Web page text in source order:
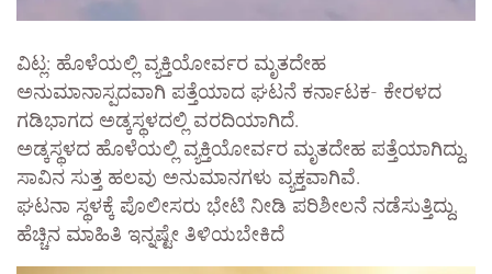
ವಿಟ್ಲ: ಹೊಳೆಯಲ್ಲಿ ವ್ಯಕ್ತಿಯೋರ್ವರ ಮೃತದೇಹ
ಅನುಮಾನಾಸ್ಪದವಾಗಿ ಪತ್ತೆಯಾದ ಘಟನೆ ಕರ್ನಾಟಕ- ಕೇರಳದ
ಗಡಿಭಾಗದ ಅಡ್ಕಸ್ಥಳದಲ್ಲಿ ವರದಿಯಾಗಿದೆ.
ಅಡ್ಕಸ್ಥಳದ ಹೊಳೆಯಲ್ಲಿ ವ್ಯಕ್ತಿಯೋರ್ವರ ಮೃತದೇಹ ಪತ್ತೆಯಾಗಿದ್ದು,
ಸಾವಿನ ಸುತ್ತ ಹಲವು ಅನುಮಾನಗಳು ವ್ಯಕ್ತವಾಗಿವೆ.
ಘಟನಾ ಸ್ಥಳಕ್ಕೆ ಪೊಲೀಸರು ಭೇಟಿ ನೀಡಿ ಪರಿಶೀಲನೆ ನಡೆಸುತ್ತಿದ್ದು,
ಹೆಚ್ಚಿನ ಮಾಹಿತಿ ಇನ್ನಷ್ಟೇ ತಿಳಿಯಬೇಕಿದೆ